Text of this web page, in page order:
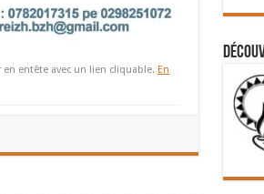
entête avec un lien cliquable. En